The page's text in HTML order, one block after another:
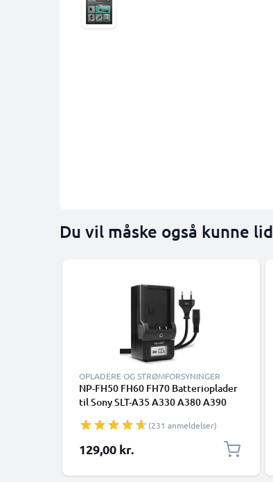
Du vil måske også kunne
OPLADERE OG STRØMFORSYNINGER
NP-FH50 FH60 FH70 Batterioplader
til Sony SLT-A35 A330 A380 A390
HX200V HDR-SR11 Kamerabatteri
fra CELLONIC
(231 anmeldelser)
129,00 kr.